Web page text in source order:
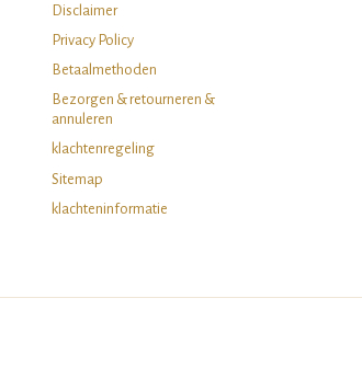
Disclaimer
Privacy Policy
Betaalmethoden
Bezorgen & retourneren &
annuleren
klachtenregeling
Sitemap
klachteninformatie